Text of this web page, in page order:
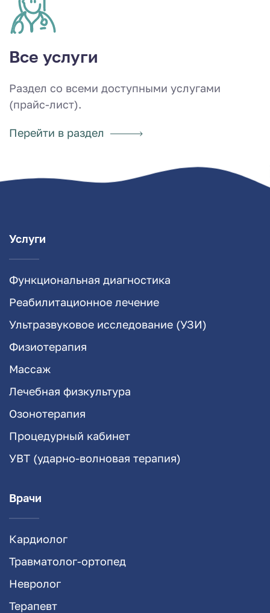
Все услуги
Раздел со всеми доступными услугами
(прайс-лист).
Перейти в раздел
Услуги
Функциональная диагностика
Реабилитационное лечение
Ультразвуковое исследование (УЗИ)
Физиотерапия
Массаж
Лечебная физкультура
Озонотерапия
Процедурный кабинет
УВТ (ударно-волновая терапия)
Врачи
Кардиолог
Травматолог-ортопед
Невролог
Терапевт